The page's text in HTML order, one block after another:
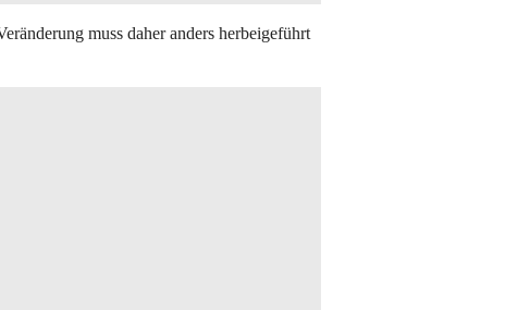
muss daher anders herbeigeführt